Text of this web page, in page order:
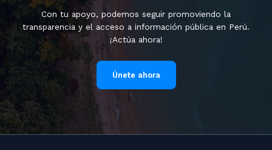
Con tu apoyo, podemos seguir promoviendo la
transparencia y el acceso a información pública en Perú.
¡Actúa ahora!
Únete ahora